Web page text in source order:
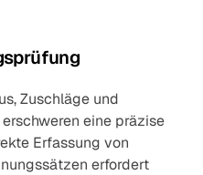
Zuschläge und
eine präzise
Erfassung von
erfordert